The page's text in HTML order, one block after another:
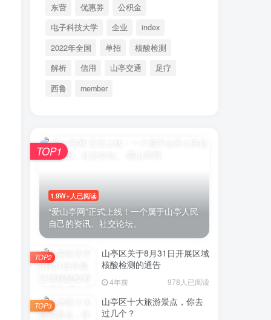
东营
优惠券
公积金
电子科技大学
企业
index
2022年全国
单招
核酸检测
解析
信用 山亭交通
足疗
西鲁
member
1.9W+人已阅读
“爱山亭网”正式上线！一个属于山亭人民
自己的资讯、社交论坛。
TOP1
山亭区关于8月31日开展区域
核酸检测的通告
4年前 978人已阅读
TOP2
山亭区十大旅游景点，你去
过几个？
TOP3
微信登录